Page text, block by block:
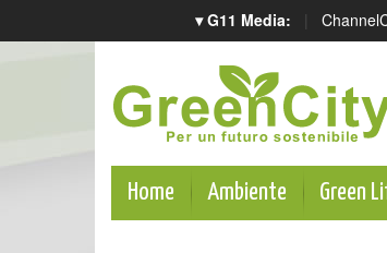
▾ G11 Media: |
Home Ambiente Green